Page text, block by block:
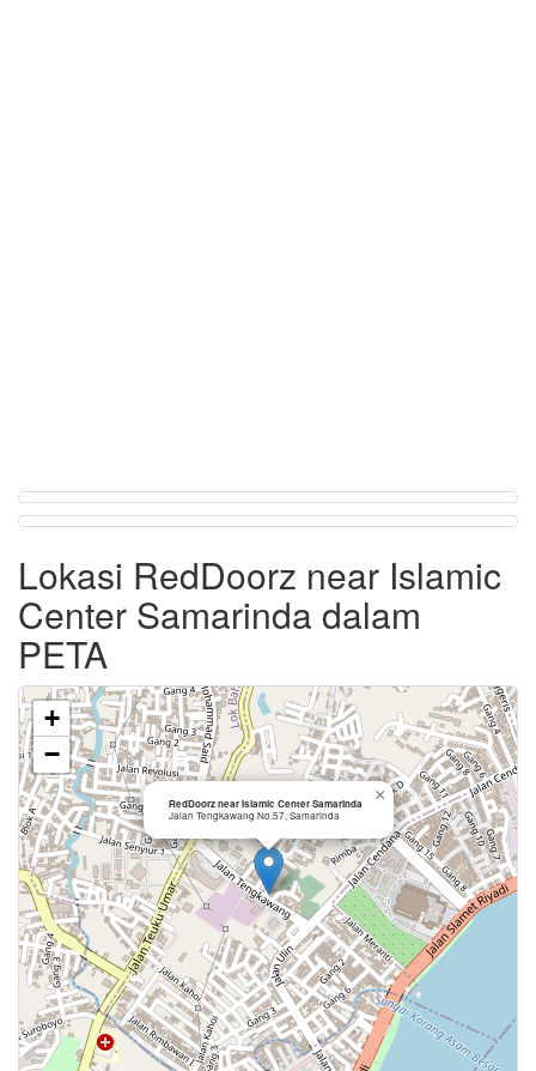
Lokasi RedDoorz near Islamic
Center Samarinda dalam
PETA
RedDoorz near Islamic Center Samarinda
Jalan Tengkawang No.57, Samarinda
×
+
−